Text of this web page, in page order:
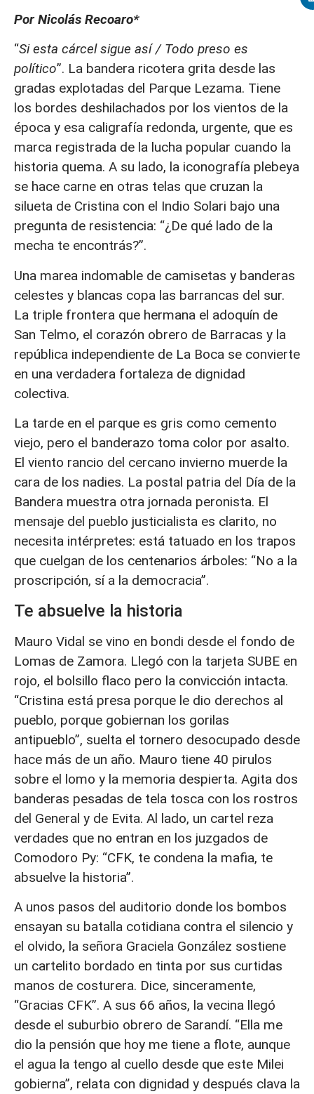
Por Nicolás Recoaro*
“Si esta cárcel sigue así / Todo preso es
político”. La bandera ricotera grita desde las
gradas explotadas del Parque Lezama. Tiene
los bordes deshilachados por los vientos de la
época y esa caligrafía redonda, urgente, que es
marca registrada de la lucha popular cuando la
historia quema. A su lado, la iconografía plebeya
se hace carne en otras telas que cruzan la
silueta de Cristina con el Indio Solari bajo una
pregunta de resistencia: “¿De qué lado de la
mecha te encontrás?”.
Una marea indomable de camisetas y banderas
celestes y blancas copa las barrancas del sur.
La triple frontera que hermana el adoquín de
San Telmo, el corazón obrero de Barracas y la
república independiente de La Boca se convierte
en una verdadera fortaleza de dignidad
colectiva.
La tarde en el parque es gris como cemento
viejo, pero el banderazo toma color por asalto.
El viento rancio del cercano invierno muerde la
cara de los nadies. La postal patria del Día de la
Bandera muestra otra jornada peronista. El
mensaje del pueblo justicialista es clarito, no
necesita intérpretes: está tatuado en los trapos
que cuelgan de los centenarios árboles: “No a la
proscripción, sí a la democracia”.
Te absuelve la historia
Mauro Vidal se vino en bondi desde el fondo de
Lomas de Zamora. Llegó con la tarjeta SUBE en
rojo, el bolsillo flaco pero la convicción intacta.
“Cristina está presa porque le dio derechos al
pueblo, porque gobiernan los gorilas
antipueblo”, suelta el tornero desocupado desde
hace más de un año. Mauro tiene 40 pirulos
sobre el lomo y la memoria despierta. Agita dos
banderas pesadas de tela tosca con los rostros
del General y de Evita. Al lado, un cartel reza
verdades que no entran en los juzgados de
Comodoro Py: “CFK, te condena la mafia, te
absuelve la historia”.
A unos pasos del auditorio donde los bombos
ensayan su batalla cotidiana contra el silencio y
el olvido, la señora Graciela González sostiene
un cartelito bordado en tinta por sus curtidas
manos de costurera. Dice, sinceramente,
“Gracias CFK”. A sus 66 años, la vecina llegó
desde el suburbio obrero de Sarandí. “Ella me
dio la pensión que hoy me tiene a flote, aunque
el agua la tengo al cuello desde que este Milei
gobierna”, relata con dignidad y después clava la